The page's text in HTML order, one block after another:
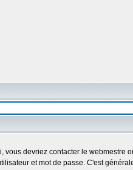
vous devriez contacter le webmestre
et mot de passe. C'est